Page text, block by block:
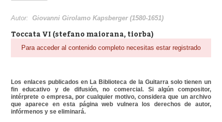
Biblioteca Diccionario
Autor:Giovanni Girolamo Kapsberger (1580-1651)
Toccata VI (stefano maiorana, tiorba)
Para acceder al contenido completo necesitas estar registrado
Los enlaces publicados en La Biblioteca de la Guitarra solo tienen un
fin educativo y de difusión, no comercial. Si algún compositor,
intérprete o empresa, por cualquier motivo, considera que un archivo
que aparece en esta página web vulnera los derechos de autor,
infórmenos y se eliminará.